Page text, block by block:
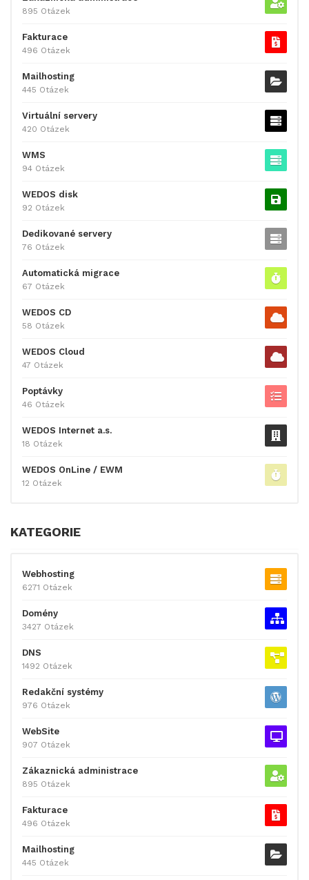
895 Otázek
Fakturace
496 Otázek
Mailhosting
445 Otázek
Virtuální servery
420 Otázek
WMS
94 Otázek
WEDOS disk
92 Otázek
Dedikované servery
76 Otázek
Automatická migrace
67 Otázek
WEDOS CD
58 Otázek
WEDOS Cloud
47 Otázek
Poptávky
46 Otázek
WEDOS Internet a.s.
18 Otázek
WEDOS OnLine / EWM
12 Otázek
KATEGORIE
Webhosting
6271 Otázek
Domény
3427 Otázek
DNS
1492 Otázek
Redakční systémy
976 Otázek
WebSite
907 Otázek
Zákaznická administrace
895 Otázek
Fakturace
496 Otázek
Mailhosting
445 Otázek